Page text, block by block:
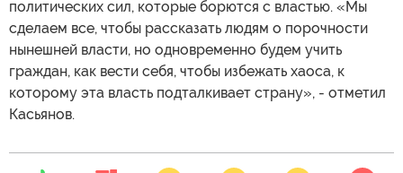
политических сил, которые борются с властью. «Мы
сделаем все, чтобы рассказать людям о порочности
нынешней власти, но одновременно будем учить
граждан, как вести себя, чтобы избежать хаоса, к
которому эта власть подталкивает страну», - отметил
Касьянов.